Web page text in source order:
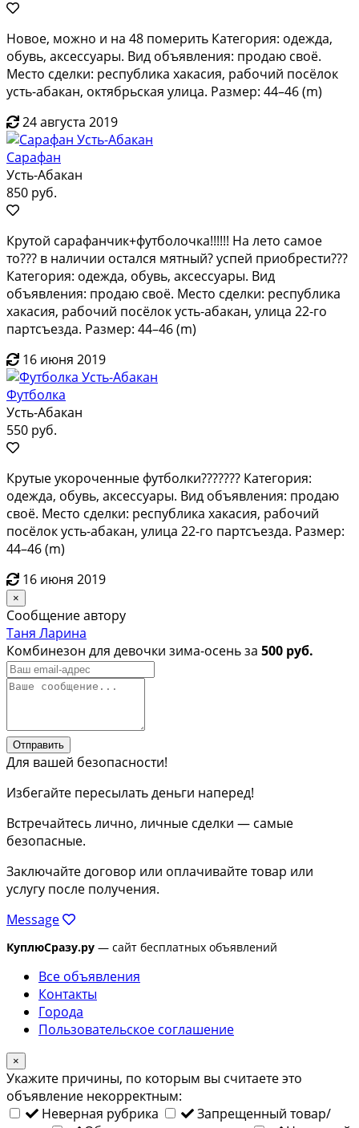
Новое, можно и на 48 померить Категория: одежда,
обувь, аксессуары. Вид объявления: продаю своё.
Место сделки: республика хакасия, рабочий посёлок
усть-абакан, октябрьская улица. Размер: 44–46 (m)
24 августа 2019
Сарафан
Усть-Абакан
850 руб.
Крутой сарафанчик+футболочка!!!!!! На лето самое
то??? в наличии остался мятный? успей приобрести???
Категория: одежда, обувь, аксессуары. Вид
объявления: продаю своё. Место сделки: республика
хакасия, рабочий посёлок усть-абакан, улица 22-го
партсъезда. Размер: 44–46 (m)
16 июня 2019
Футболка
Усть-Абакан
550 руб.
Крутые укороченные футболки??????? Категория:
одежда, обувь, аксессуары. Вид объявления: продаю
своё. Место сделки: республика хакасия, рабочий
посёлок усть-абакан, улица 22-го партсъезда. Размер:
44–46 (m)
16 июня 2019
×
Сообщение автору
Таня Ларина
Комбинезон для девочки зима-осень за 500 руб.
Отправить
Для вашей безопасности!
Избегайте пересылать деньги наперед!
Встречайтесь лично, личные сделки — самые
безопасные.
Заключайте договор или оплачивайте товар или
услугу после получения.
Message
КуплюСразу.ру — сайт бесплатных объявлений
Все объявления
Контакты
Города
Пользовательское соглашение
×
Укажите причины, по которым вы считаете это
объявление некорректным:
Неверная рубрика
Запрещенный товар/